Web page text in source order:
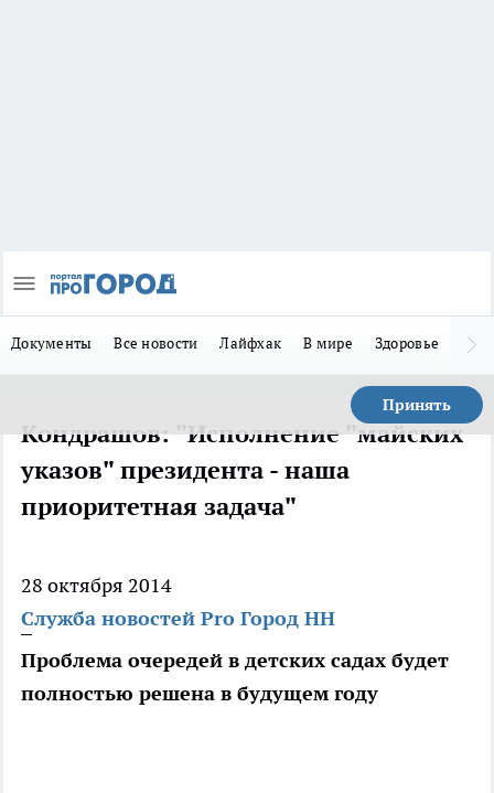
Документы Все новости Лайфхак В мире Здоровье
Принять
Кондрашов: "Исполнение "майских
указов" президента - наша
приоритетная задача"
28 октября 2014
Служба новостей Pro Город НН
Проблема очередей в детских садах будет
полностью решена в будущем году